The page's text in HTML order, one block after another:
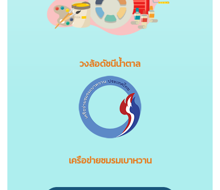
วงล้อดัชนีน้ำตาล
เครือข่ายชมรมเบาหวาน